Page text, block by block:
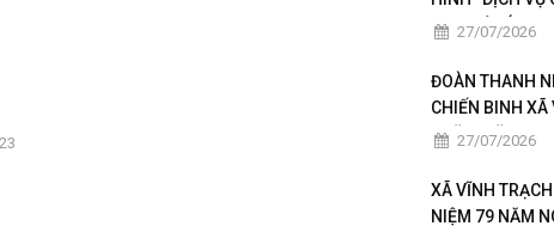
ĐƯA TIỆN ÍCH
27/07/2026
ĐOÀN THANH
CHIẾN BINH XÃ
THĂM, TẶNG
27/07/2026
XÃ VĨNH
NIỆM 79 NĂM